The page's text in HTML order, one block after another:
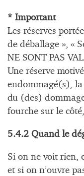
* Important
Les réserves
de déballage », «
NE SONT PAS
Une réserve
endommagé(s),
du (des)
fourche sur le
5.4.2 Quand le
Si on ne voit rien,
et si on n’ouvre